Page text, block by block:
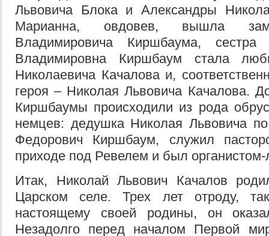
Львовича Блока и Александры
Марианна, овдовев, вышла
Владимировича Киршбаума,
Владимировна Киршбаум стала
Николаевича Качалова и,
героя – Николая Львовича Качалова.
Киршбаумы происходили из рода
немцев: дедушка Николая Львовича
Федорович Киршбаум, служил
приходе под Ревелем и был
Итак, Николай Львович Качалов
Царском селе. Трех лет отроду,
настоящему своей родины, он
Незадолго перед началом Первой